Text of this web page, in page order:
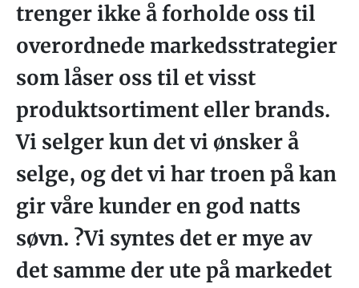
trenger ikke å forholde oss til
overordnede markedsstrategier
som låser oss til et visst
produktsortiment eller brands.
Vi selger kun det vi ønsker å
selge, og det vi har troen på kan
gir våre kunder en god natts
søvn. ?Vi syntes det er mye av
det samme der ute på markedet